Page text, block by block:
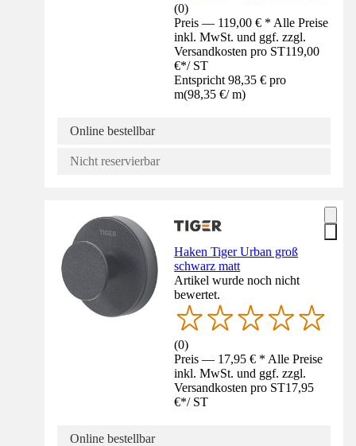
(0)
Preis — 119,00 € * Alle Preise
inkl. MwSt. und ggf. zzgl.
Versandkosten pro ST119,00
€*/ ST
Entspricht 98,35 € pro
m(98,35 €/ m)
Online bestellbar
Nicht reservierbar
Haken Tiger Urban groß
schwarz matt
Artikel wurde noch nicht
bewertet.
(0)
Preis — 17,95 € * Alle Preise
inkl. MwSt. und ggf. zzgl.
Versandkosten pro ST17,95
€*/ ST
Online bestellbar